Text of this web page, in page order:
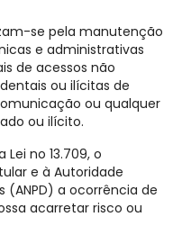
se pela manutenção
e administrativas
de acessos não
ou ilícitas de
ou qualquer
ou ilícito.
no 13.709, o
e à Autoridade
(ANPD) a ocorrência de
acarretar risco ou